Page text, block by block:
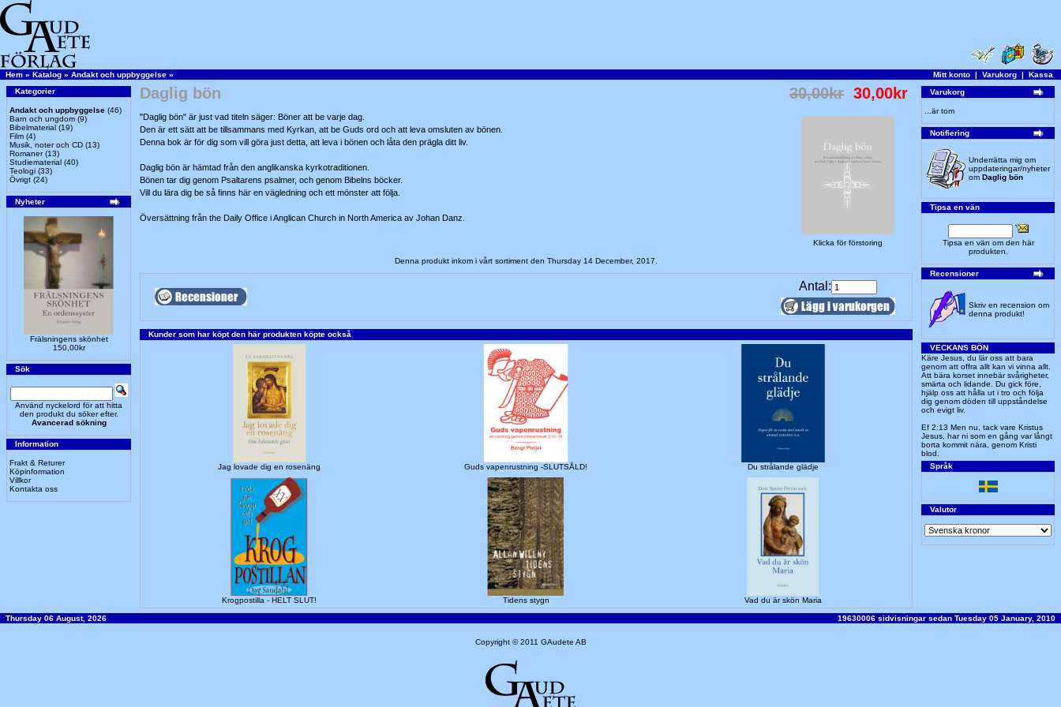
Hem » Katalog » Andakt och uppbyggelse » Mitt konto | Varukorg | Kassa
Kategorier
Andakt och uppbyggelse (46)
Barn och ungdom (9)
Bibelmaterial (19)
Film (4)
Musik, noter och CD (13)
Romaner(13)
Studiematerial (40)
Teologi (33)
Övrigt (24)
Nyheter
Frälsningens skönhet
150,00kr
Sök
Använd nyckelord för att hitta
den produkt du söker efter.
Avancerad sökning
Information
Frakt & Returer
Köpinformation
Villkor
Kontakta oss
Daglig bön 30,00kr 30,00kr
Klicka för förstoring
"Daglig bön" är just vad titeln säger: Böner att be varje dag.
Den är ett sätt att be tillsammans med Kyrkan, att be Guds ord och att leva omsluten av bönen.
Denna bok är för dig som vill göra just detta, att leva i bönen och låta den prägla ditt liv.
Daglig bön är hämtad från den anglikanska kyrkotraditionen.
Bönen tar dig genom Psaltarens psalmer, och genom Bibelns böcker.
Vill du lära dig be så finns här en vägledning och ett mönster att följa.
Översättning från the Daily Office i Anglican Church in North America av Johan Danz.
Denna produkt inkom i vårt sortiment den Thursday 14 December, 2017.
Antal:
Kunder som har köpt den här produkten köpte också
Jag lovade dig en rosenäng Guds vapenrustning -SLUTSÅLD! Du strålande glädje
Krogpostilla - HELT SLUT! Tidens stygn Vad du är skön Maria
Varukorg
...är tom
Notifiering
Underrätta mig om
uppdateringar/nyheter
om Daglig bön
Tipsa en vän
Tipsa en vän om den här
produkten.
Recensioner
Skriv en recension om
denna produkt!
VECKANS BÖN
Käre Jesus, du lär oss att bara
genom att offra allt kan vi vinna allt.
Att bära korset innebär svårigheter,
smärta och lidande. Du gick före,
hjälp oss att hålla ut i tro och följa
dig genom döden till uppståndelse
och evigt liv.
Ef 2:13 Men nu, tack vare Kristus
Jesus, har ni som en gång var långt
borta kommit nära, genom Kristi
blod.
Språk
Valutor
Thursday 06 August, 2026 19630006 sidvisningar sedan Tuesday 05 January, 2010
Copyright © 2011 GAudete AB